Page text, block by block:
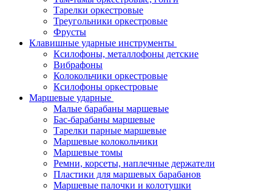
Тарелки оркестровые
Треугольники оркестровые
Фрусты
Клавишные ударные инструменты
Ксилофоны, металлофоны детские
Вибрафоны
Колокольчики оркестровые
Ксилофоны оркестровые
Маршевые ударные
Малые барабаны маршевые
Бас-барабаны маршевые
Тарелки парные маршевые
Маршевые колокольчики
Маршевые томы
Ремни, корсеты, наплечные держатели
Пластики для маршевых барабанов
Маршевые палочки и колотушки